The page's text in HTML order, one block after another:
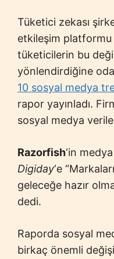
Tüketici zekası
etkileşim platformu
tüketicilerin bu
yönlendirdiğine
10 sosyal medya
rapor yayınladı.
sosyal medya
Razorfish‘in
Digiday‘e
geleceğe hazır
dedi.
Raporda sosyal
birkaç önemli